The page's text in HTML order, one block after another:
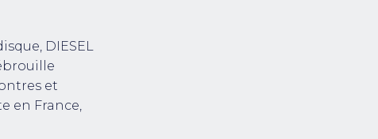
DIESEL
et
en France,